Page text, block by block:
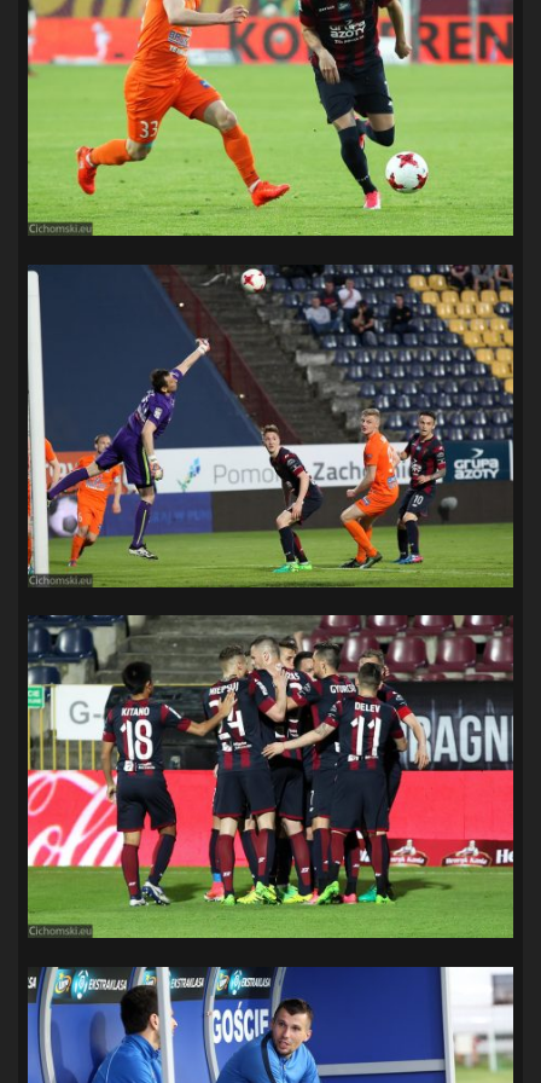
SANDRA SPA POGOŃ SZCZECIN(100) SIEDLECKA(63)
SPARING(110) SPR POGOŃ SZCZECIN(72)
SPÓJNIA STARGARD(35) STOCZNIA SZCZECIN
SUPERLIGA KOBIET SUPERLIGA MĘŻCZYZN(92)
TAURON LIGA KOBIET (106) TENIS TREFL SOPOT(26)
WYGRANA (43) ZAGŁĘBIE LUBIN(36) ŚLĄSK WROCŁAW(29)
ŚWIT SKOLWIN (111)
STAT4U